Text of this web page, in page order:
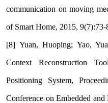
communication on moving
of Smart Home, 2015, 9(7):73-
[8] Yuan, Huoping; Yao,
Context Reconstruction
Positioning System,
Conference on Embedded